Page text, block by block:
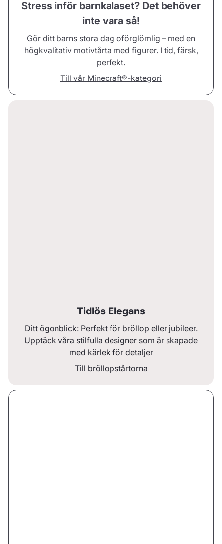
Stress inför barnkalaset? Det behöver
inte vara så!
Gör ditt barns stora dag oförglömlig – med en
högkvalitativ motivtårta med figurer. I tid, färsk,
perfekt.
Till vår Minecraft®-kategori
Tidlös Elegans
Ditt ögonblick: Perfekt för bröllop eller jubileer.
Upptäck våra stilfulla designer som är skapade
med kärlek för detaljer
Till bröllopstårtorna